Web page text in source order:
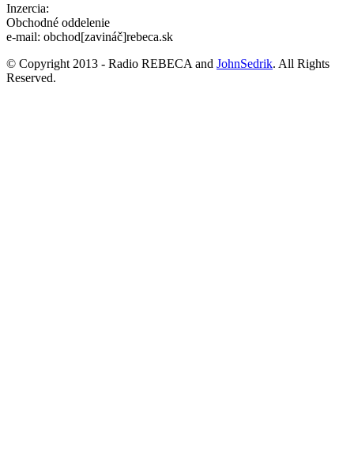
Inzercia:
Obchodné oddelenie
e-mail: obchod[zavináč]rebeca.sk
© Copyright 2013 - Radio REBECA and JohnSedrik. All Rights
Reserved.